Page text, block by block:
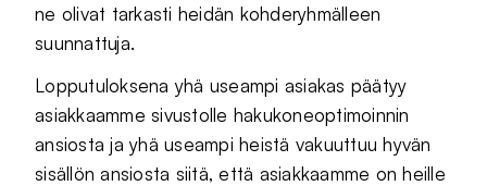
ne olivat tarkasti heidän kohderyhmälleen
suunnattuja.
Lopputuloksena yhä useampi asiakas päätyy
asiakkaamme sivustolle hakukoneoptimoinnin
ansiosta ja yhä useampi heistä vakuuttuu hyvän
sisällön ansiosta siitä, että asiakkaamme on heille